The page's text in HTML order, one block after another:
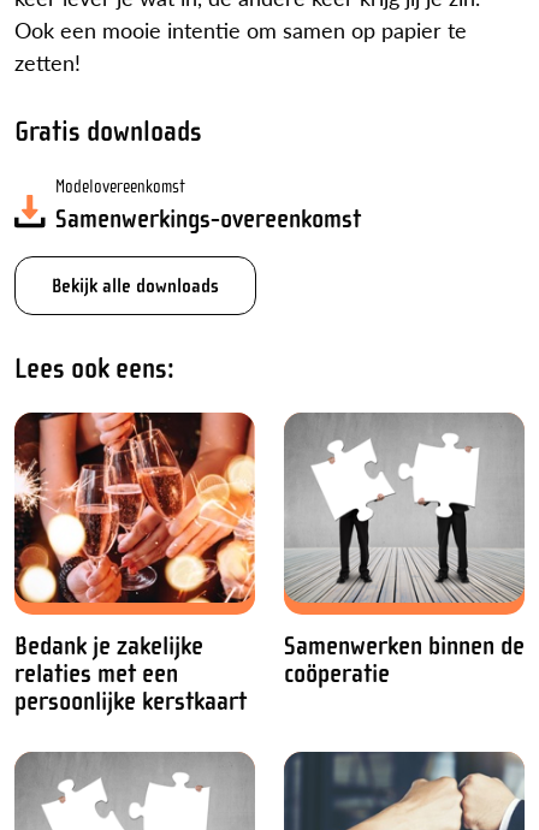
Ook een mooie intentie om samen op papier te
zetten!
Gratis downloads
Modelovereenkomst
Samenwerkings-overeenkomst
Bekijk alle downloads
Lees ook eens:
Bedank je zakelijke
relaties met een
persoonlijke kerstkaart
Samenwerken binnen de
coöperatie